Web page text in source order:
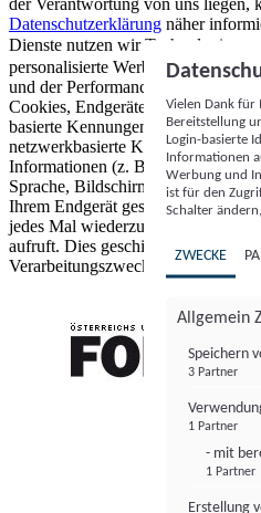
Datenschutzerklärung näher
Dienste nutzen wir Technologien
personalisierte Werbung und
und der Performance von Inhalten
Cookies, Endgeräte- oder
basierte Kennungen, zufällig
netzwerkbasierte Kennungen)
Informationen (z. B. Browsertyp
Sprache, Bildschirmgröße,
Ihrem Endgerät gespeichert oder
jedes Mal wiederzuerkennen, wenn
aufruft. Dies geschieht für einen
Verarbeitungszwecke.
Vielen Dank für
Bereitstellung
Login-basierte
Informationen
Werbung und
ist für den
Schalter
ZWECKE
Allgemein
Speichern
3 Partner
1 Partner
- mit
1 Partner
Erstellung
FONDS professionell